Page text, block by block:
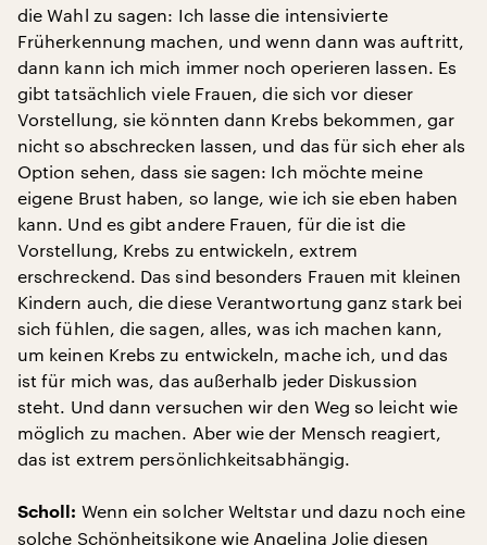
die Wahl zu sagen: Ich lasse die intensivierte
Früherkennung machen, und wenn dann was auftritt,
dann kann ich mich immer noch operieren lassen. Es
gibt tatsächlich viele Frauen, die sich vor dieser
Vorstellung, sie könnten dann Krebs bekommen, gar
nicht so abschrecken lassen, und das für sich eher als
Option sehen, dass sie sagen: Ich möchte meine
eigene Brust haben, so lange, wie ich sie eben haben
kann. Und es gibt andere Frauen, für die ist die
Vorstellung, Krebs zu entwickeln, extrem
erschreckend. Das sind besonders Frauen mit kleinen
Kindern auch, die diese Verantwortung ganz stark bei
sich fühlen, die sagen, alles, was ich machen kann,
um keinen Krebs zu entwickeln, mache ich, und das
ist für mich was, das außerhalb jeder Diskussion
steht. Und dann versuchen wir den Weg so leicht wie
möglich zu machen. Aber wie der Mensch reagiert,
das ist extrem persönlichkeitsabhängig.
Scholl: Wenn ein solcher Weltstar und dazu noch eine
solche Schönheitsikone wie Angelina Jolie diesen